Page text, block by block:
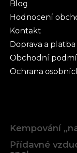
Blog
Hodnocení
Kontakt
Doprava a platba
Obchodní
Ochrana
Kempování
Přídavné